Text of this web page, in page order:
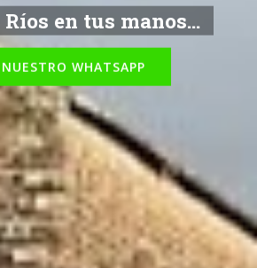
en tus manos...
NUESTRO WHATSAPP